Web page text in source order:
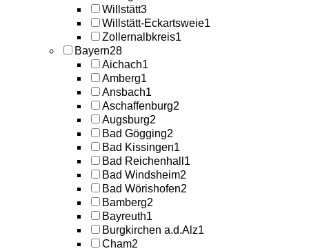
Willstätt3
Willstätt-Eckartsweie1
Zollernalbkreis1
Bayern28
Aichach1
Amberg1
Ansbach1
Aschaffenburg2
Augsburg2
Bad Gögging2
Bad Kissingen1
Bad Reichenhall 1
Bad Windsheim2
Bad Wörishofen2
Bamberg2
Bayreuth1
Burgkirchen a.d.Alz1
Cham2